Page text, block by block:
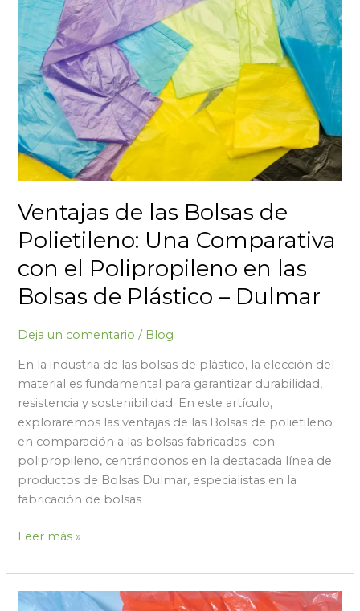
Ventajas de las Bolsas de
Polietileno: Una Comparativa
con el Polipropileno en las
Bolsas de Plástico – Dulmar
Deja un comentario / Blog
En la industria de las bolsas de plástico, la elección del
material es fundamental para garantizar durabilidad,
resistencia y sostenibilidad. En este artículo,
exploraremos las ventajas de las Bolsas de polietileno
en comparación a las bolsas fabricadas con
polipropileno, centrándonos en la destacada línea de
productos de Bolsas Dulmar, especialistas en la
fabricación de bolsas
Ventajas
las
Bolsas
de
Polietileno:
Una
Comparativa
con
el
Polipropileno
en
las
de
Plástico
Dulmar
Leer más »
Descubre